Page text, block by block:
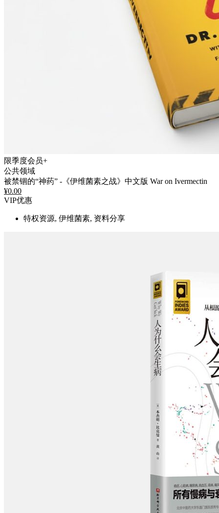
限季度会员+
公共领域
被禁锢的“神药” -《伊维菌素之战》中文版 War on Ivermectin
¥0.00
VIP优惠
特权资源, 伊维菌素, 资料分享